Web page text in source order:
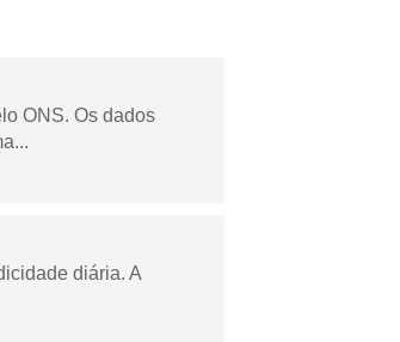
ONS. Os dados
diária. A